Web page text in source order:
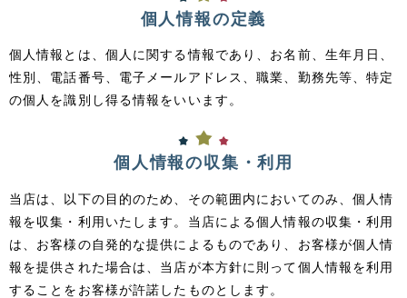
個人情報の定義
個人情報とは、個人に関する情報であり、お名前、生年月日、
性別、電話番号、電子メールアドレス、職業、勤務先等、特定
の個人を識別し得る情報をいいます。
個人情報の収集・利用
当店は、以下の目的のため、その範囲内においてのみ、個人情
報を収集・利用いたします。当店による個人情報の収集・利用
は、お客様の自発的な提供によるものであり、お客様が個人情
報を提供された場合は、当店が本方針に則って個人情報を利用
することをお客様が許諾したものとします。